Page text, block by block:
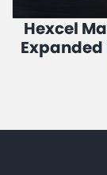
Hexcel